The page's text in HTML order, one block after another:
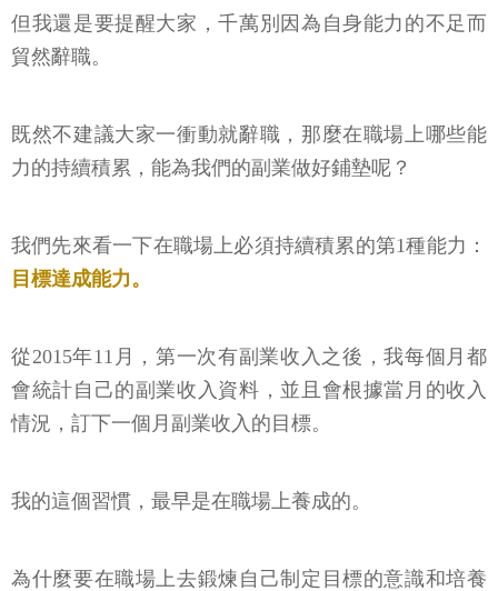
但我還是要提醒大家，千萬別因為自身能力的不足而
貿然辭職。
既然不建議大家一衝動就辭職，那麼在職場上哪些能
力的持續積累，能為我們的副業做好鋪墊呢？
我們先來看一下在職場上必須持續積累的第1種能力：
目標達成能力。
從2015年11月，第一次有副業收入之後，我每個月都
會統計自己的副業收入資料，並且會根據當月的收入
情況，訂下一個月副業收入的目標。
我的這個習慣，最早是在職場上養成的。
為什麼要在職場上去鍛煉自己制定目標的意識和培養